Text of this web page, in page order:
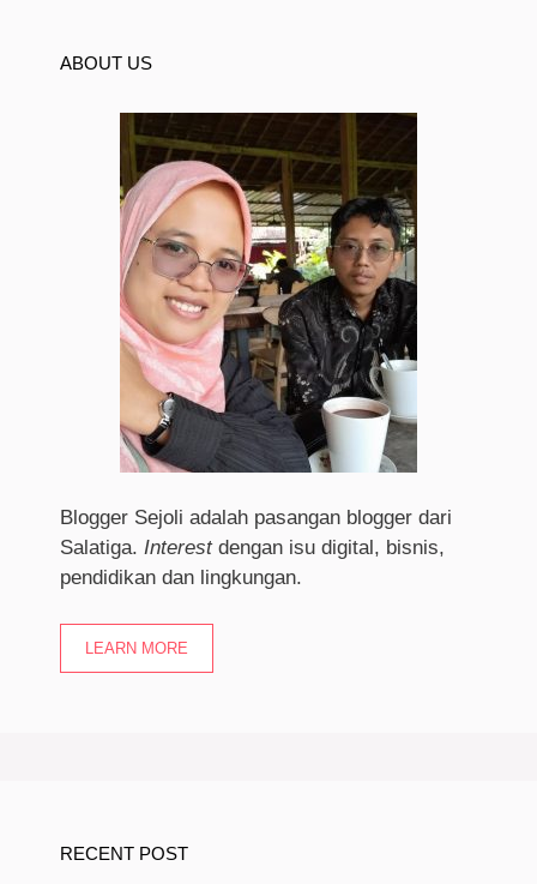
ABOUT US
Blogger Sejoli adalah pasangan blogger dari
Salatiga. Interestdengan isu digital, bisnis,
pendidikan dan lingkungan.
LEARN MORE
RECENT POST